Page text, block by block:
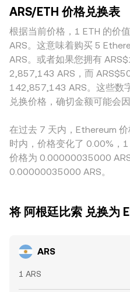
ARS/ETH 的 conversion rate
品市场的资金费率、ETH 期
的大额资金（鲸鱼）流向、以
在短期内放大波动；当全球以
加剧时，经由 ARS 定价的折
x × y = k，不变乘积决定价格
币兑换 ETH 代币时，池子储备
conversion rate 上。综合而言
形成价格，跨平台则通过
平。
与申报成本、以及不同渠道之
某一平台上用 ARS 买入 ETH
差。许多平台并非直接撮合
与 ETH/USDT 的两个定价腿
法币出现轻微溢价或贴水（即
会传导到最终显示的 ARS/
平台间低买高卖以压缩价差，
上与银行清算时间差、以及手
离。
ARS/ETH 价格兑换表
根据当前价格，1 ETH 的价
ARS。这意味着购买 5
ARS。或者如果您拥有
2,857,143 ARS，而
142,857,143 ARS。这些数
兑换价格，确切金额可能会
在过去 7 天内，Ethereum
时内，价格变化了 0.00%，
价格为 0.00000035000
0.00000035000 ARS。
将 阿根廷比索 兑换为
ARS
1 ARS